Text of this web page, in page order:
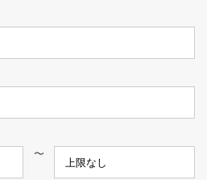
〜